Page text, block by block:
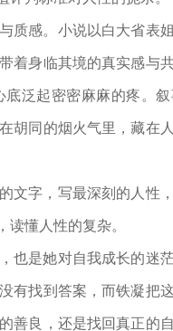
质感。小说以白大省表
身临其境的真实感与
泛起密密麻麻的疼。
胡同的烟火气里，藏在
文字，写最深刻的人性
懂人性的复杂。
也是她对自我成长的迷
有找到答案，而铁凝把
善良，还是找回真正的